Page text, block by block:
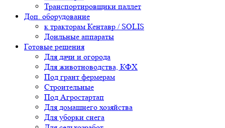
Транспортировщики паллет
Доп. оборудование
к тракторам Кентавр / SOLIS
Доильные аппараты
Готовые решения
Для дачи и огорода
Для животноводства, КФХ
Под грант фермерам
Строительные
Под Агростартап
Для домашнего хозяйства
Для уборки снега